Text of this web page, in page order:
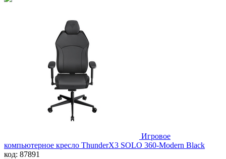
Игровое
компьютерное кресло ThunderX3 SOLO 360-Modern Black
код: 87891